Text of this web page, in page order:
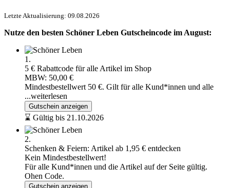
Letzte Aktualisierung: 09.08.2026
Nutze den besten Schöner Leben Gutscheincode im August:
1.
5 € Rabattcode für alle Artikel im Shop
MBW: 50,00 €
Mindestbestellwert 50 €. Gilt für alle Kund*innen und alle
...weiterlesen
Gutschein anzeigen
⌛ Gültig bis 21.10.2026
2.
Schenken & Feiern: Artikel ab 1,95 € entdecken
Kein Mindestbestellwert!
Für alle Kund*innen und die Artikel auf der Seite gültig.
Ohen Code.
Gutschein anzeigen